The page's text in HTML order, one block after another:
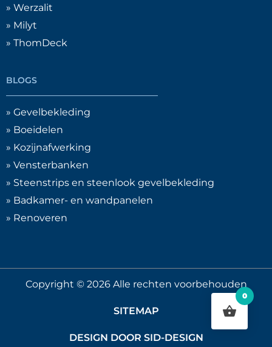
» Werzalit
» Milyt
» ThomDeck
BLOGS
» Gevelbekleding
» Boeidelen
» Kozijnafwerking
» Vensterbanken
» Steenstrips en steenlook gevelbekleding
» Badkamer- en wandpanelen
» Renoveren
Copyright © 2026 Alle rechten voorbehouden
SITEMAP
DESIGN DOOR SID-DESIGN
0